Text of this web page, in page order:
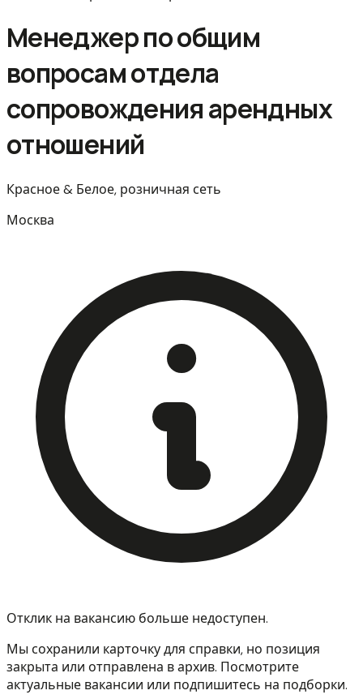
Менеджер по общим
вопросам отдела
сопровождения арендных
отношений
Красное & Белое, розничная сеть
Москва
Отклик на вакансию больше недоступен.
Мы сохранили карточку для справки, но позиция
закрыта или отправлена в архив. Посмотрите
актуальные вакансии или подпишитесь на подборки.